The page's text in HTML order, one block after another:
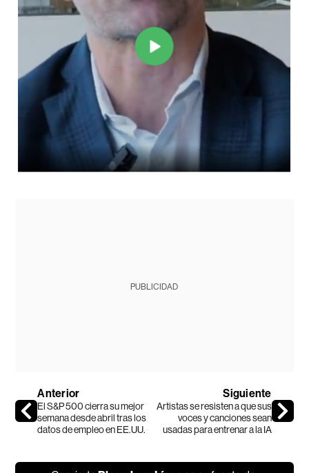
PUBLICIDAD
Anterior
El S&P 500 cierra su mejor
semana desde abril tras los
datos de empleo en EE.UU.
Siguiente
Artistas se resisten a que sus
voces y canciones sean
usadas para entrenar a la IA